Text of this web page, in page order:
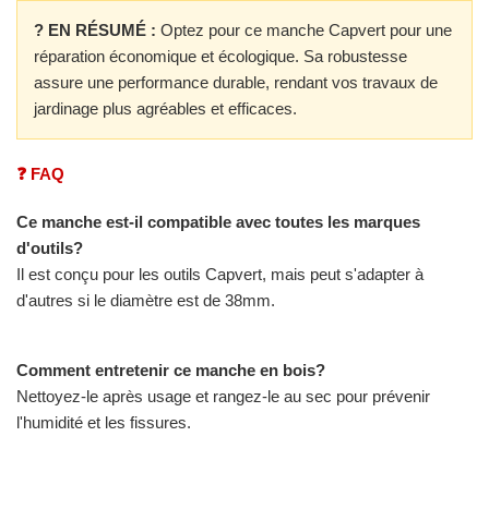
? EN RÉSUMÉ : Optez pour ce manche Capvert pour une
réparation économique et écologique. Sa robustesse
assure une performance durable, rendant vos travaux de
jardinage plus agréables et efficaces.
❓ FAQ
Ce manche est-il compatible avec toutes les marques
d'outils?
Il est conçu pour les outils Capvert, mais peut s'adapter à
d'autres si le diamètre est de 38mm.
Comment entretenir ce manche en bois?
Nettoyez-le après usage et rangez-le au sec pour prévenir
l'humidité et les fissures.